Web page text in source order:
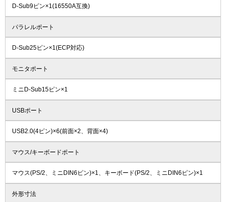
D-Sub9ピン×1(16550A互換)
パラレルポート
D-Sub25ピン×1(ECP対応)
モニタポート
ミニD-Sub15ピン×1
USBポート
USB2.0(4ピン)×6(前面×2、背面×4)
マウス/キーボードポート
マウス(PS/2、ミニDIN6ピン)×1、キーボード(PS/2、ミニDIN6ピン)×1
外形寸法